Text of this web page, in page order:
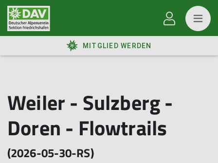
MITGLIED WERDEN
Weiler - Sulzberg -
Doren - Flowtrails
(2026-05-30-RS)